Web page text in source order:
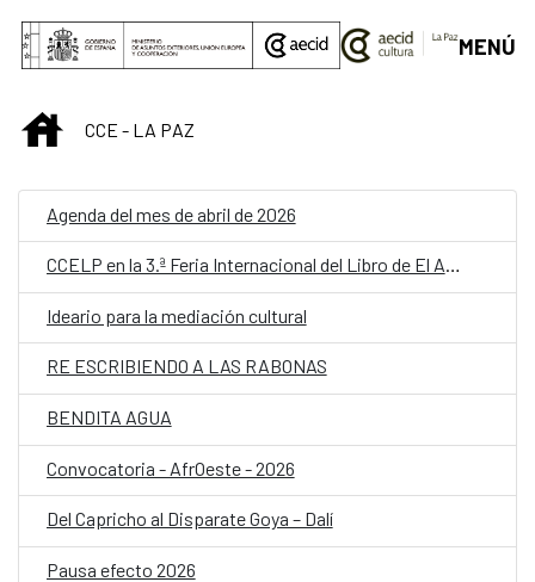
Saltar al contenido principal
MENÚ
INICIOCCE - LA PAZ
Agenda del mes de abril de 2026
CCELP en la 3.ª Feria Internacional del Libro de El Alto (FILEA) 2026
Ideario para la mediación cultural
RE ESCRIBIENDO A LAS RABONAS
BENDITA AGUA
Convocatoria - AfrOeste - 2026
Del Capricho al Disparate Goya – Dalí
Pausa efecto 2026